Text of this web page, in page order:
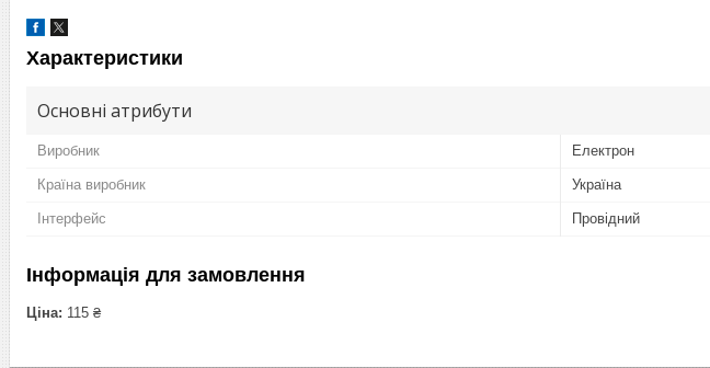
Характеристики
Основні атрибути
Виробник Електрон
Країна виробник Україна
Інтерфейс Провідний
Інформація для замовлення
Ціна: 115 ₴